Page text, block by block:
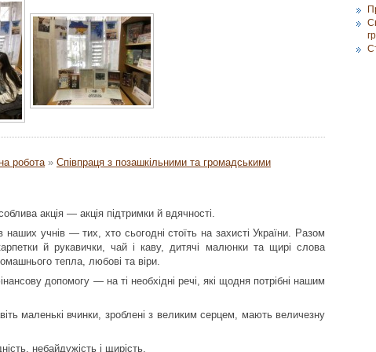
робота» Співпраця з позашкільними та громадськими
акція — акція підтримки й вдячності.
наших учнів — тих, хто сьогодні стоїть на захисті України. Разом
й рукавички, чай і каву, дитячі малюнки та щирі слова
тепла, любові та віри.
допомогу — на ті необхідні речі, які щодня потрібні нашим
маленькі вчинки, зроблені з великим серцем, мають величезну
небайдужість і щирість.